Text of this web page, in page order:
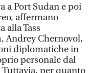
a Port Sudan e poi
affermano
alla Tass
Andrey Chernovol,
diplomatiche in
personale dal
Tuttavia, per quanto